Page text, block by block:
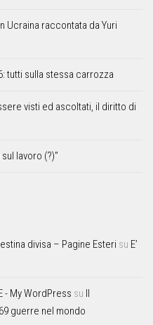
Ucraina raccontata da Yuri
tutti sulla stessa carrozza
visti ed ascoltati, il diritto di
lavoro (?)”
divisa – Pagine Esteri su E’
- My WordPress su Il
guerre nel mondo